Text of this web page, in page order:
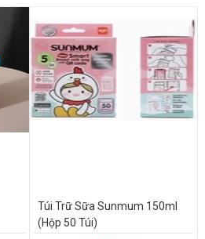
Túi Trữ Sữa Sunmum 150ml
(Hộp 50 Túi)